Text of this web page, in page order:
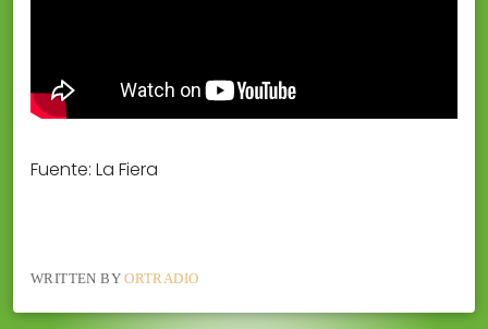
Fuente: La Fiera
WRITTEN BYORTRADIO